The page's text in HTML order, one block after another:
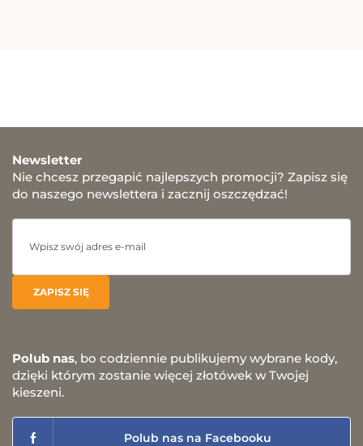
Newsletter
Nie chcesz przegapić najlepszych promocji? Zapisz się
do naszego newslettera i zacznij oszczędzać!
Polub nas, bo codziennie publikujemy wybrane kody,
dzięki którym zostanie więcej złotówek w Twojej
kieszeni.
Polub nas na Facebooku